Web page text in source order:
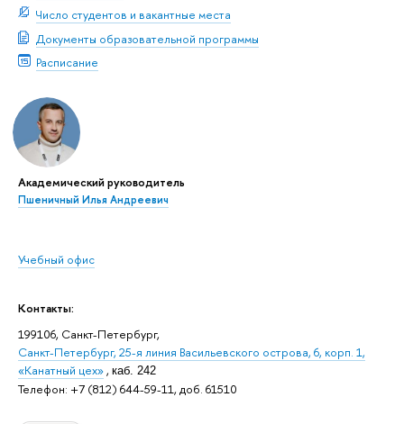
Число студентов и вакантные места
Документы образовательной программы
Расписание
Академический руководитель
Пшеничный Илья Андреевич
Учебный офис
Контакты:
199106, Санкт-Петербург,
Санкт-Петербург, 25-я линия Васильевского острова, 6, корп. 1,
«Канатный цех», каб. 242
Телефон: +7 (812) 644-59-11, доб. 61510